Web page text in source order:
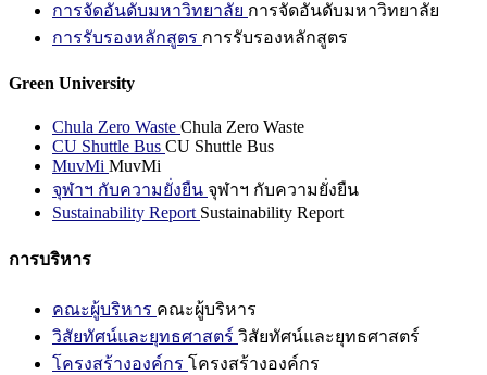
การจัดอันดับมหาวิทยาลัย การจัดอันดับมหาวิทยาลัย
การรับรองหลักสูตร การรับรองหลักสูตร
Green University
Chula Zero Waste Chula Zero Waste
CU Shuttle Bus CU Shuttle Bus
MuvMi MuvMi
จุฬาฯ กับความยั่งยืน จุฬาฯ กับความยั่งยืน
Sustainability Report Sustainability Report
การบริหาร
คณะผู้บริหาร คณะผู้บริหาร
วิสัยทัศน์และยุทธศาสตร์ วิสัยทัศน์และยุทธศาสตร์
โครงสร้างองค์กร โครงสร้างองค์กร